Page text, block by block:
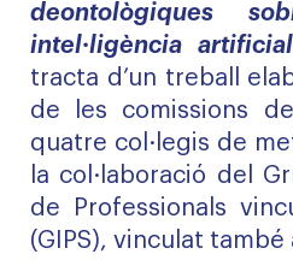
deontològiques
intel·ligència
tracta d’un treball
de les comissions
quatre col·legis de
la col·laboració del
de Professionals
(GIPS), vinculat també